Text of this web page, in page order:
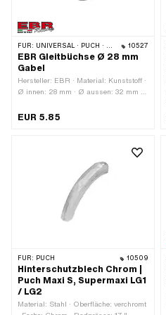
FÜR: UNIVERSAL · PUCH · SACHS · PIAGGIO · ZÜNDAPP BELMONDO 10527
EBR Gleitbüchse Ø 28 mm
Gabel
Hersteller: EBR · Material: Kunststoff ·
Ø innen: 28 mm · Ø aussen: 32 mm ·
schwarz
EUR 5.85
FÜR: PUCH 10509
Hinterschutzblech Chrom |
Puch Maxi S, Supermaxi LG1
/ LG2
Material: Stahl · Oberfläche: verchromt